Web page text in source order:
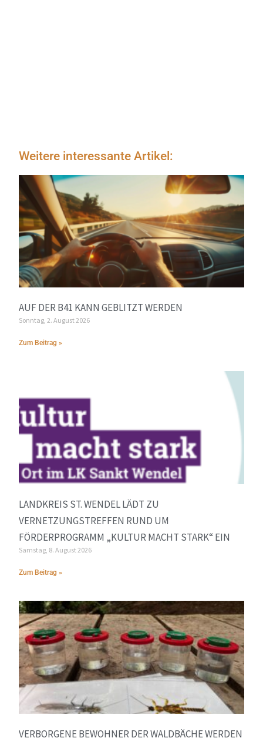
Weitere interessante Artikel:
AUF DER B41 KANN GEBLITZT WERDEN
Sonntag, 2. August 2026
Zum Beitrag »
LANDKREIS ST. WENDEL LÄDT ZU
VERNETZUNGSTREFFEN RUND UM
FÖRDERPROGRAMM „KULTUR MACHT STARK“ EIN
Samstag, 8. August 2026
Zum Beitrag »
VERBORGENE BEWOHNER DER WALDBÄCHE WERDEN